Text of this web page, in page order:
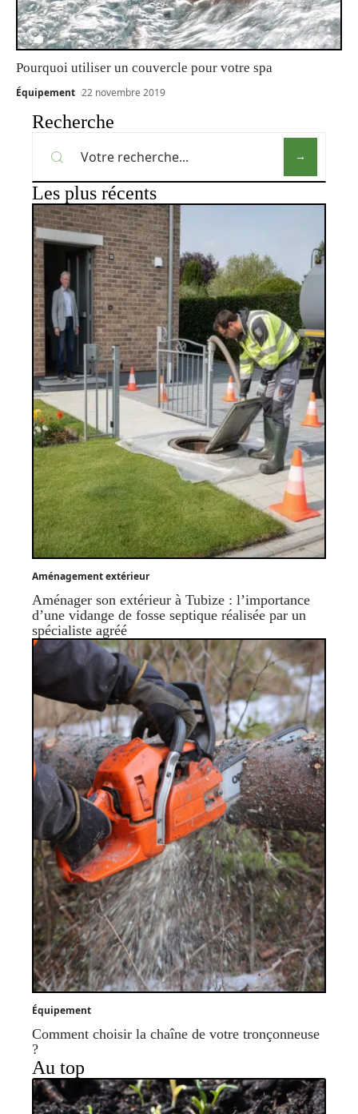
Pourquoi utiliser un couvercle pour votre spa
Équipement 22 novembre 2019
Recherche
Les plus récents
Aménagement extérieur
Aménager son extérieur à Tubize : l’importance
d’une vidange de fosse septique réalisée par un
spécialiste agréé
Équipement
Comment choisir la chaîne de votre tronçonneuse
?
Au top